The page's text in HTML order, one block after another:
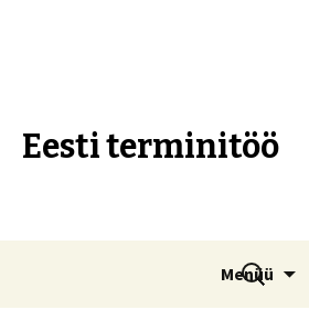
Eesti terminitöö
Menüü
Otsi: